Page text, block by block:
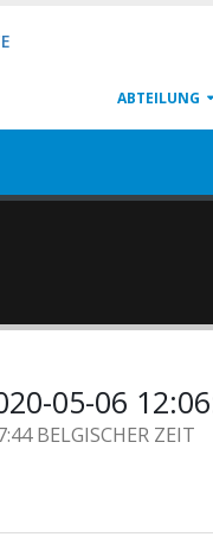
ABTEILUNG
05-06
BELGISCHER ZEIT